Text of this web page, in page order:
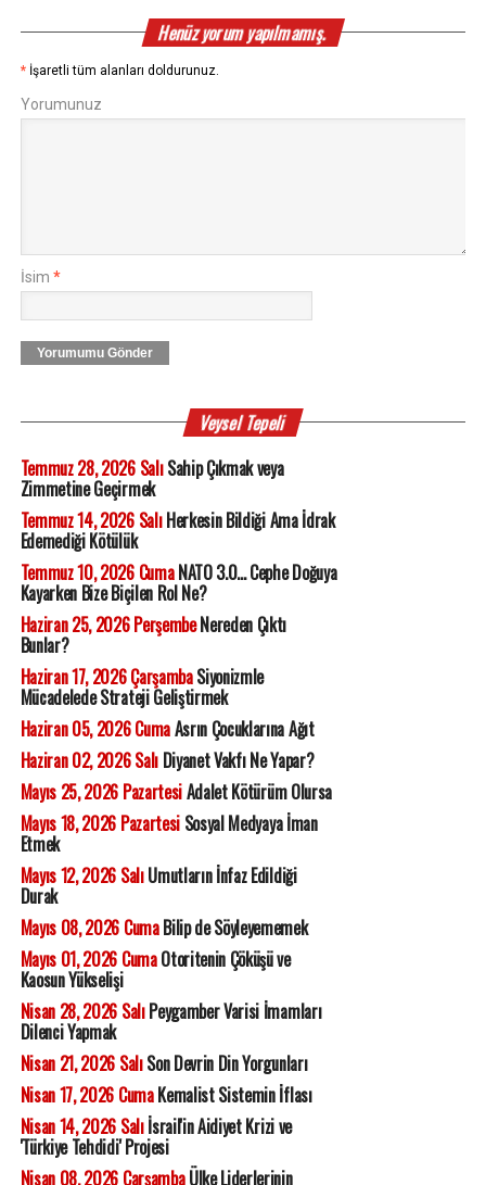
Henüz yorum yapılmamış.
* İşaretli tüm alanları doldurunuz.
Yorumunuz
İsim *
Yorumumu Gönder
Veysel Tepeli
Temmuz 28, 2026 SalıSahip Çıkmak veya
Zimmetine Geçirmek
Temmuz 14, 2026 SalıHerkesin Bildiği Ama İdrak
Edemediği Kötülük
Temmuz 10, 2026 CumaNATO 3.0... Cephe Doğuya
Kayarken Bize Biçilen Rol Ne?
Haziran 25, 2026 PerşembeNereden Çıktı
Bunlar?
Haziran 17, 2026 ÇarşambaSiyonizmle
Mücadelede Strateji Geliştirmek
Haziran 05, 2026 CumaAsrın Çocuklarına Ağıt
Haziran 02, 2026 SalıDiyanet Vakfı Ne Yapar?
Mayıs 25, 2026 PazartesiAdalet Kötürüm Olursa
Mayıs 18, 2026 PazartesiSosyal Medyaya İman
Etmek
Mayıs 12, 2026 SalıUmutların İnfaz Edildiği
Durak
Mayıs 08, 2026 CumaBilip de Söyleyememek
Mayıs 01, 2026 CumaOtoritenin Çöküşü ve
Kaosun Yükselişi
Nisan 28, 2026 SalıPeygamber Varisi İmamları
Dilenci Yapmak
Nisan 21, 2026 SalıSon Devrin Din Yorgunları
Nisan 17, 2026 CumaKemalist Sistemin İflası
Nisan 14, 2026 Salıİsrail'in Aidiyet Krizi ve
'Türkiye Tehdidi' Projesi
Nisan 08, 2026 ÇarşambaÜlke Liderlerinin